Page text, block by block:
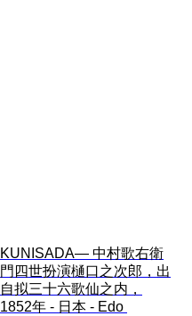
KUNISADA— 中村歌右衛
門四世扮演樋口之次郎，出
自拟三十六歌仙之内，
1852年 - 日本 - Edo